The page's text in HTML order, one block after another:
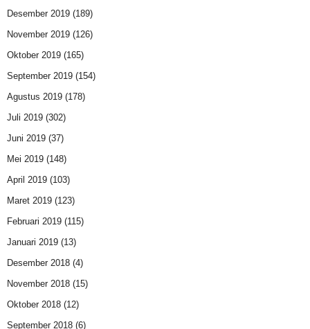
Desember 2019 (189)
November 2019 (126)
Oktober 2019 (165)
September 2019 (154)
Agustus 2019 (178)
Juli 2019 (302)
Juni 2019 (37)
Mei 2019 (148)
April 2019 (103)
Maret 2019 (123)
Februari 2019 (115)
Januari 2019 (13)
Desember 2018 (4)
November 2018 (15)
Oktober 2018 (12)
September 2018 (6)